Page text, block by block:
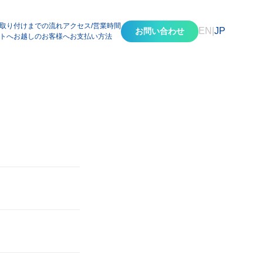
り付けまでの流れアクセス/営業時間
へお越しのお客様へお支払い方法
お問い合わせ EN JP